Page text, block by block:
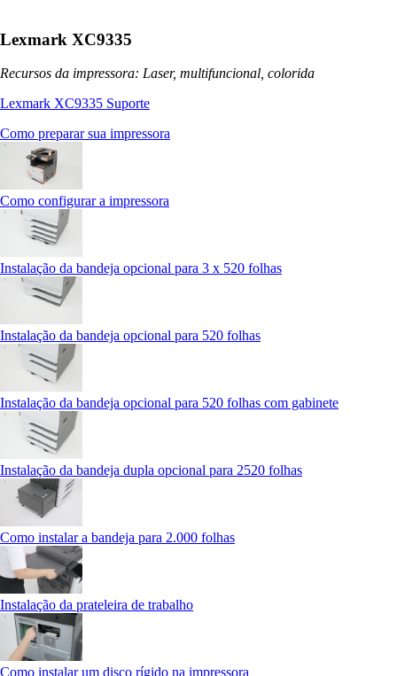
Lexmark XC9335
Recursos da impressora: Laser, multifuncional, colorida
Lexmark XC9335 Suporte
Como preparar sua impressora
Como configurar a impressora
Instalação da bandeja opcional para 3 x 520 folhas
Instalação da bandeja opcional para 520 folhas
Instalação da bandeja opcional para 520 folhas com gabinete
Instalação da bandeja dupla opcional para 2520 folhas
Como instalar a bandeja para 2.000 folhas
Instalação da prateleira de trabalho
Como instalar um disco rígido na impressora